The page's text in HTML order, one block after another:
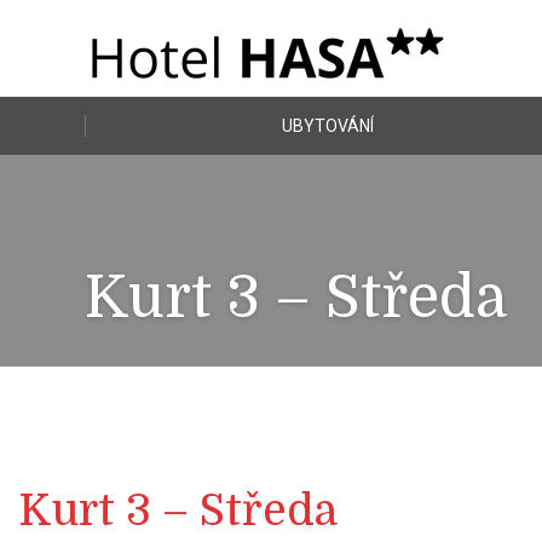
UBYTOVÁNÍ
Kurt 3 – Středa
Kurt 3 – Středa